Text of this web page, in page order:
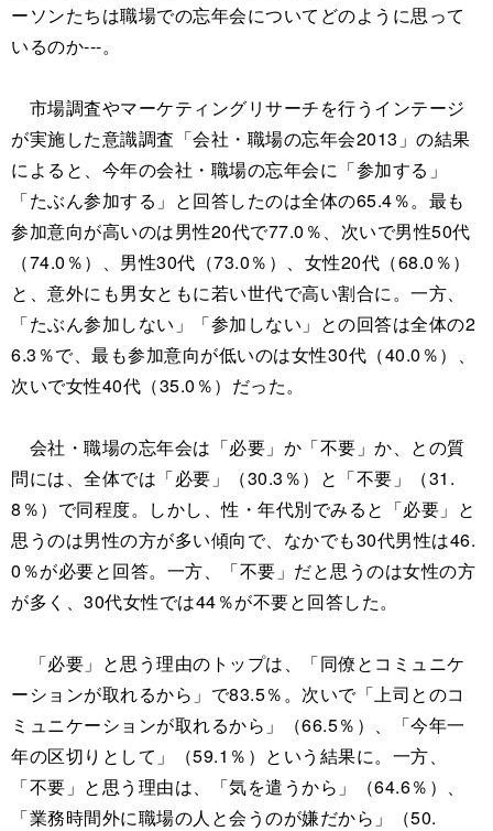
ーソンたちは職場での忘年会についてどのように思って
いるのか---。
市場調査やマーケティングリサーチを行うインテージ
が実施した意識調査「会社・職場の忘年会2013」の結果
によると、今年の会社・職場の忘年会に「参加する」
「たぶん参加する」と回答したのは全体の65.4％。最も
参加意向が高いのは男性20代で77.0％、次いで男性50代
（74.0％）、男性30代（73.0％）、女性20代（68.0％）
と、意外にも男女ともに若い世代で高い割合に。一方、
「たぶん参加しない」「参加しない」との回答は全体の2
6.3％で、最も参加意向が低いのは女性30代（40.0％）、
次いで女性40代（35.0％）だった。
会社・職場の忘年会は「必要」か「不要」か、との質
問には、全体では「必要」（30.3％）と「不要」（31.
8％）で同程度。しかし、性・年代別でみると「必要」と
思うのは男性の方が多い傾向で、なかでも30代男性は46.
0％が必要と回答。一方、「不要」だと思うのは女性の方
が多く、30代女性では44％が不要と回答した。
「必要」と思う理由のトップは、「同僚とコミュニケ
ーションが取れるから」で83.5％。次いで「上司とのコ
ミュニケーションが取れるから」（66.5％）、「今年一
年の区切りとして」（59.1％）という結果に。一方、
「不要」と思う理由は、「気を遣うから」（64.6％）、
「業務時間外に職場の人と会うのが嫌だから」（50.